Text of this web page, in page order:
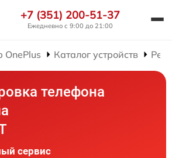
+7 (351) 200-51-37
Ежедневно с 9:00 до 21:00
OnePlus Каталог устройств
телефона
сервис